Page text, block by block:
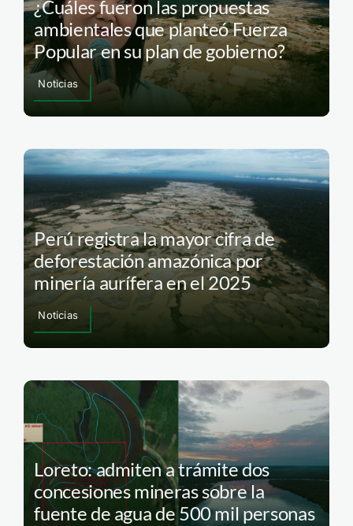
¿Cuáles fueron las propuestas
ambientales que planteó Fuerza
Popular en su plan de gobierno?
Noticias
Perú registra la mayor cifra de
deforestación amazónica por
minería aurífera en el 2025
Noticias
Loreto: admiten a trámite dos
concesiones mineras sobre la
fuente de agua de 500 mil personas